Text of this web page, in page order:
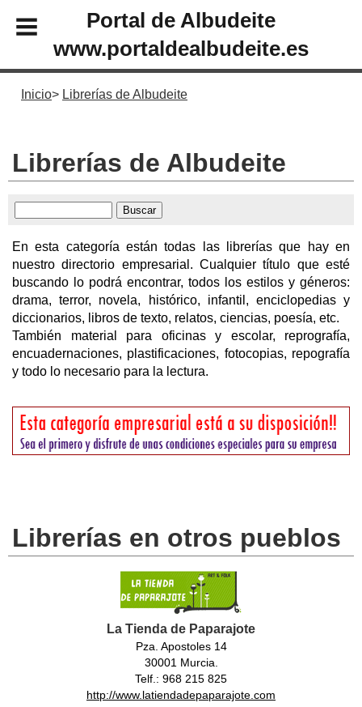
Portal de Albudeite
www.portaldealbudeite.es
Inicio Librerías de Albudeite
Librerías de Albudeite
En esta categoría están todas las librerías que hay en
nuestro directorio empresarial. Cualquier título que esté
buscando lo podrá encontrar, todos los estilos y géneros:
drama, terror, novela, histórico, infantil, enciclopedias y
diccionarios, libros de texto, relatos, ciencias, poesía, etc.
También material para oficinas y escolar, reprografía,
encuadernaciones, plastificaciones, fotocopias, repografía
y todo lo necesario para la lectura.
Librerías en otros pueblos
La Tienda de Paparajote
Pza. Apostoles 14
30001 Murcia.
Telf.: 968 215 825
http://www.latiendadepaparajote.com